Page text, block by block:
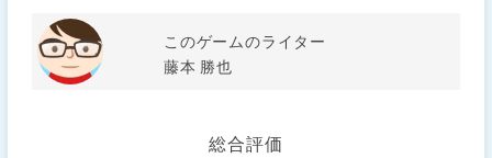
このゲームのライター
藤本 勝也
総合評価